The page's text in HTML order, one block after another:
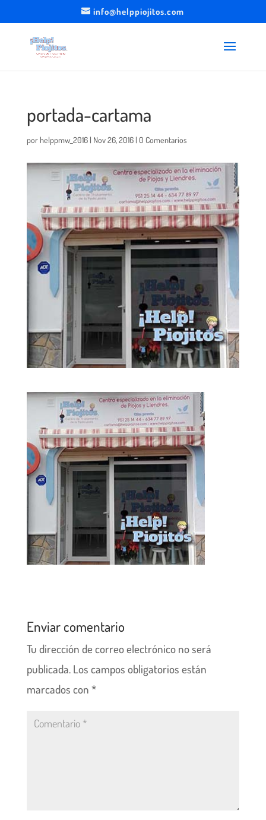
info@helppiojitos.com
portada-cartama
porhelppmw_2016| Nov 26, 2016| 0 Comentarios
Enviar comentario
Tu dirección de correo electrónico no será
publicada. Los campos obligatorios están
marcados con *